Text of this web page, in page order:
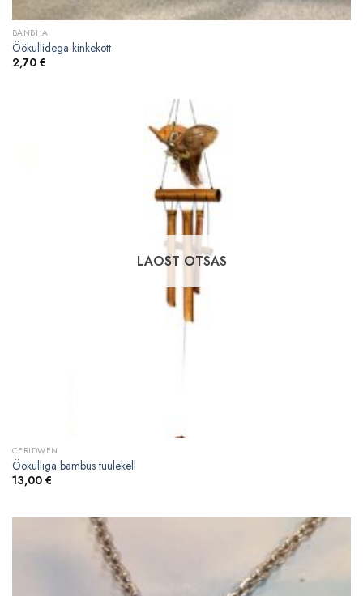
BANBHA
Öökullidega kinkekott
2,70 €
LAOST OTSAS
CERIDWEN
Öökulliga bambus tuulekell
13,00 €